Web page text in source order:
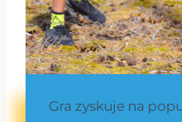
Gra zyskuje na